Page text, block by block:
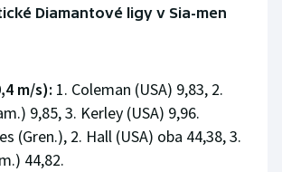
Diamantové ligy v Sia-men
m/s): 1. Coleman (USA) 9,83, 2.
9,85, 3. Kerley (USA) 9,96.
(Gren.), 2. Hall (USA) oba 44,38, 3.
44,82.